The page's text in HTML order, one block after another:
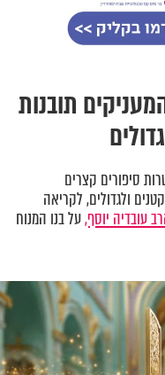
תובנות
סיפורים קצרים
ולגדולים, לקריאה
עובדיה יוסף,על בנו המנוח